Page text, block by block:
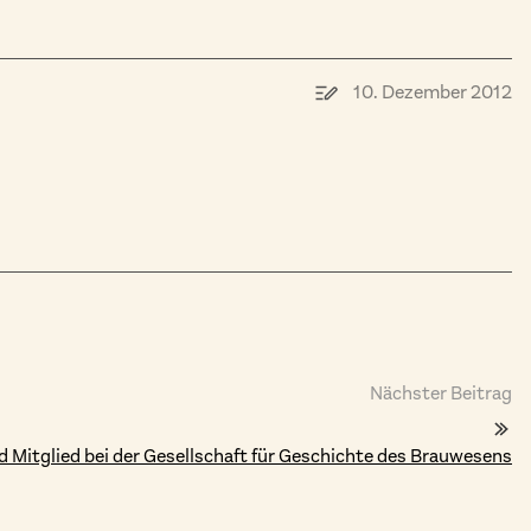
10. Dezember 2012
Nächster Beitrag
Mitglied bei der Gesellschaft für Geschichte des Brauwesens